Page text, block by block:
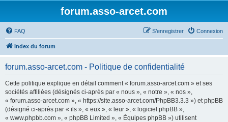
forum.asso-arcet.com
FAQ Connexion
S’enregistrer
Index du forum
forum.asso-arcet.com - Politique de confidentialité
Cette politique explique en détail comment « forum.asso-arcet.com » et ses
sociétés affiliées (désignés ci-après par « nous », « notre », « nos »,
« forum.asso-arcet.com », « https://site.asso-arcet.com/PhpBB3.3.3 ») et phpBB
(désigné ci-après par « ils », « eux », « leur », « logiciel phpBB »,
« www.phpbb.com », « phpBB Limited », « Équipes phpBB ») utilisent